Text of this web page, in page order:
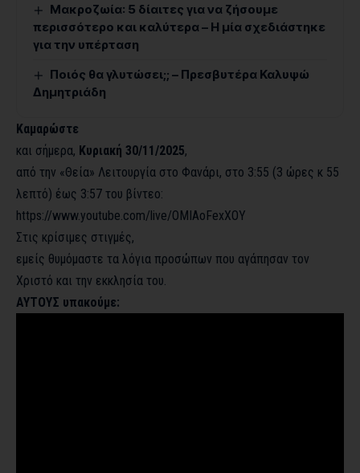
Μακροζωία: 5 δίαιτες για να ζήσουμε
περισσότερο και καλύτερα – Η μία σχεδιάστηκε
για την υπέρταση
Ποιός θα γλυτώσει;; – Πρεσβυτέρα Καλυψώ
Δημητριάδη
Καμαρώστε
και σήμερα, Κυριακή 30/11/2025,
από την «Θεία» Λειτουργία στο Φανάρι, στο 3:55 (3 ώρες κ 55
λεπτό) έως 3:57 του βίντεο:
https://www.youtube.com/live/OMIAoFexXOY
Στις κρίσιμες στιγμές,
εμείς θυμόμαστε τα λόγια προσώπων που αγάπησαν τον
Χριστό και την εκκλησία του.
ΑΥΤΟΥΣ υπακούμε: